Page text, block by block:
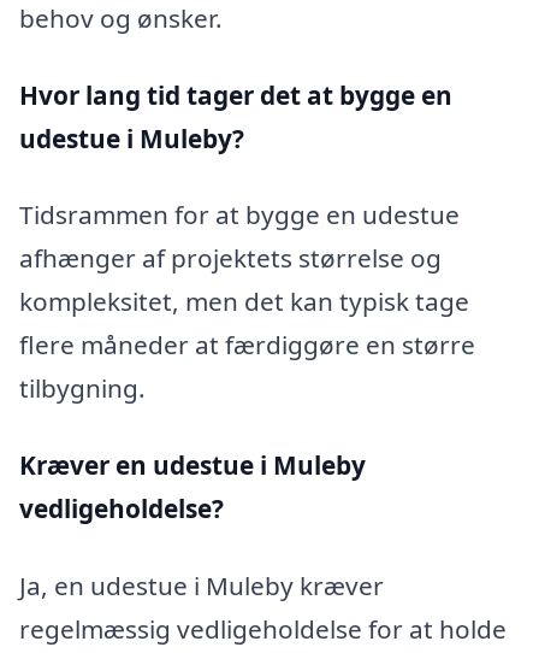
behov og ønsker.
Hvor lang tid tager det at bygge en
udestue i Muleby?
Tidsrammen for at bygge en udestue
afhænger af projektets størrelse og
kompleksitet, men det kan typisk tage
flere måneder at færdiggøre en større
tilbygning.
Kræver en udestue i Muleby
vedligeholdelse?
Ja, en udestue i Muleby kræver
regelmæssig vedligeholdelse for at holde